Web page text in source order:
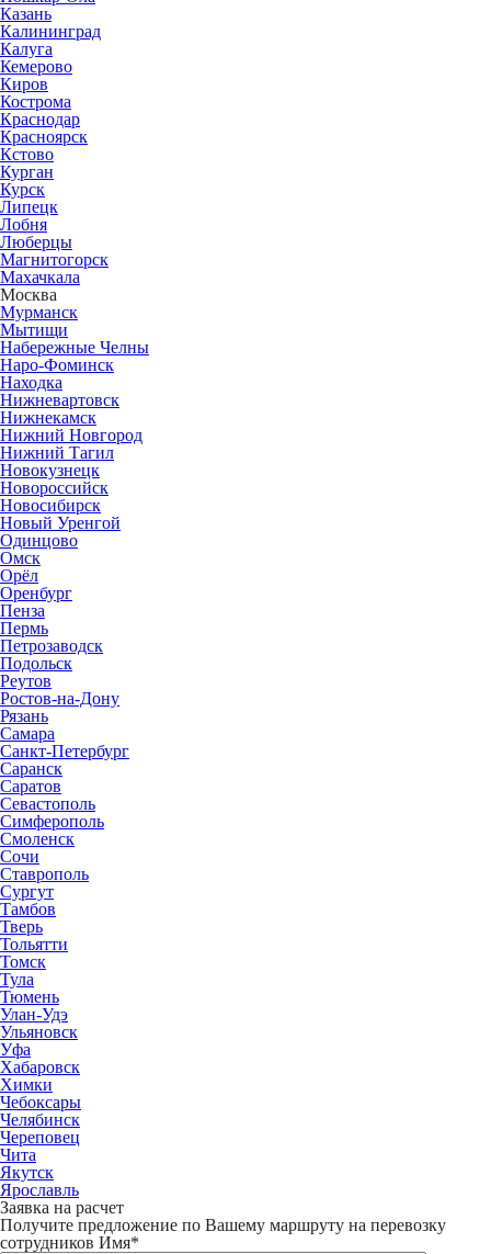
Казань
Калининград
Калуга
Кемерово
Киров
Кострома
Краснодар
Красноярск
Кстово
Курган
Курск
Липецк
Лобня
Люберцы
Магнитогорск
Махачкала
Москва
Мурманск
Мытищи
Набережные Челны
Наро-Фоминск
Находка
Нижневартовск
Нижнекамск
Нижний Новгород
Нижний Тагил
Новокузнецк
Новороссийск
Новосибирск
Новый Уренгой
Одинцово
Омск
Орёл
Оренбург
Пенза
Пермь
Петрозаводск
Подольск
Реутов
Ростов-на-Дону
Рязань
Самара
Санкт-Петербург
Саранск
Саратов
Севастополь
Симферополь
Смоленск
Сочи
Ставрополь
Сургут
Тамбов
Тверь
Тольятти
Томск
Тула
Тюмень
Улан-Удэ
Ульяновск
Уфа
Хабаровск
Химки
Чебоксары
Челябинск
Череповец
Чита
Якутск
Ярославль
Заявка на расчет
Получите предложение по Вашему маршруту на перевозку
сотрудников Имя*